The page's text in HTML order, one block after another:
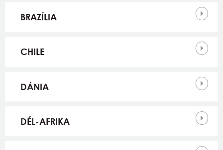
BRAZÍLIA
CHILE
DÁNIA
DÉL-AFRIKA